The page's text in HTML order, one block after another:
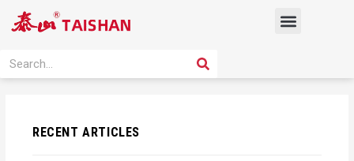
Menu
Search SEARCH
RECENT ARTICLES